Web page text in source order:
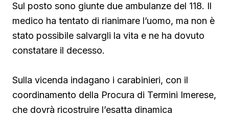
Sul posto sono giunte due ambulanze del 118. Il
medico ha tentato di rianimare l’uomo, ma non è
stato possibile salvargli la vita e ne ha dovuto
constatare il decesso.
Sulla vicenda indagano i carabinieri, con il
coordinamento della Procura di Termini Imerese,
che dovrà ricostruire l’esatta dinamica